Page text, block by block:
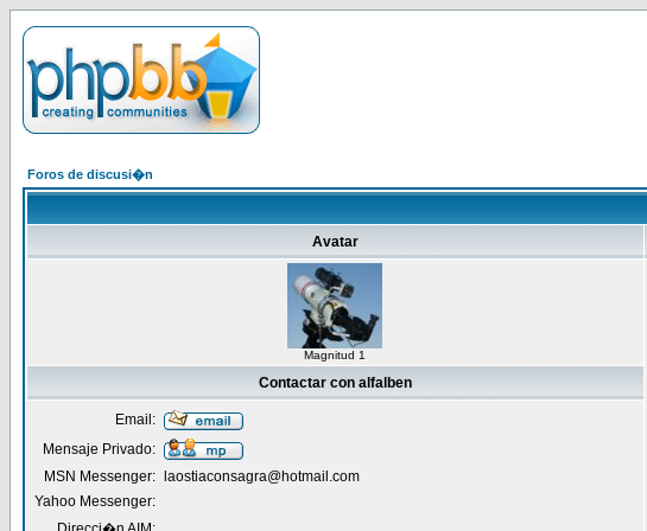
Foros de discusi�n
Avatar
Magnitud 1
Contactar con alfalben
Email:
Mensaje Privado:
MSN Messenger:
laostiaconsagra@hotmail.com
Yahoo Messenger: